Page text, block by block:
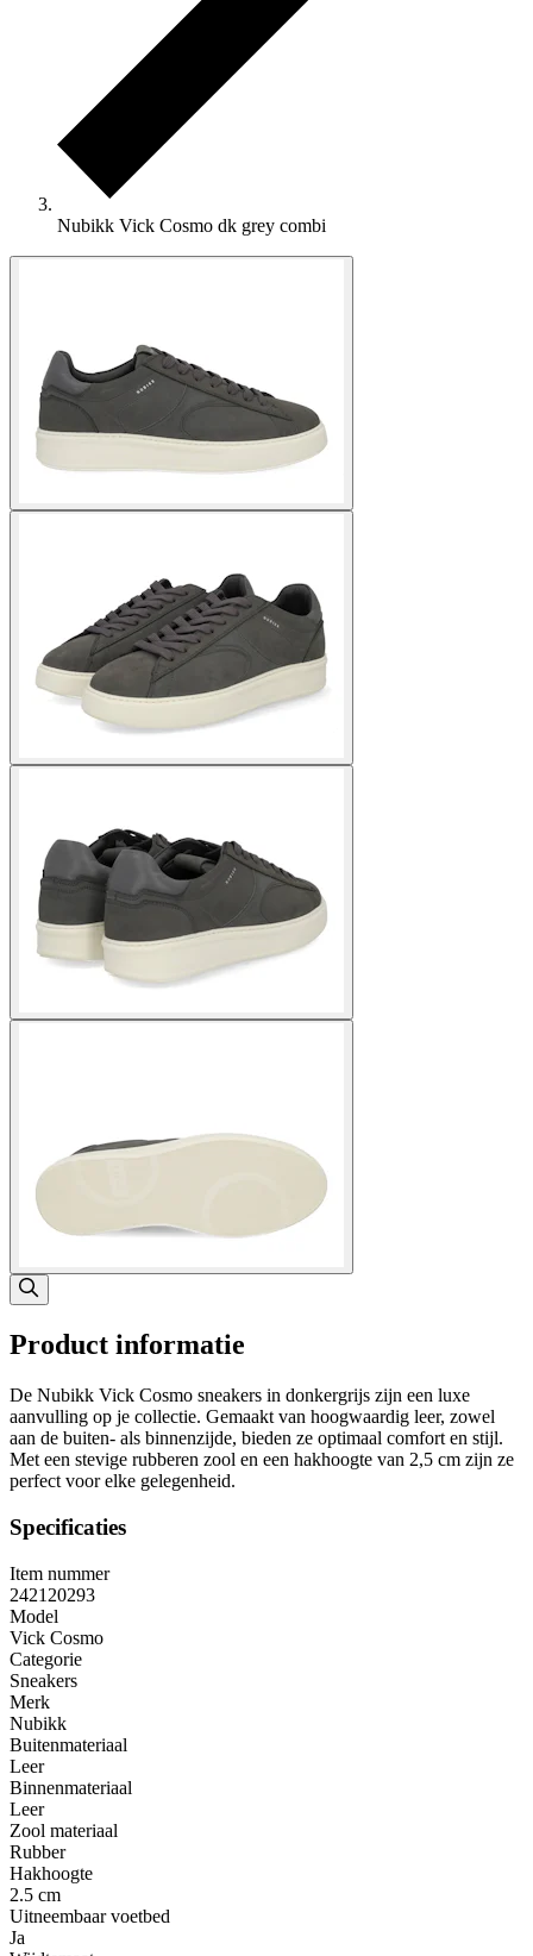
Nubikk Vick Cosmo dk grey combi
Product informatie
De Nubikk Vick Cosmo sneakers in donkergrijs zijn een luxe
aanvulling op je collectie. Gemaakt van hoogwaardig leer, zowel
aan de buiten- als binnenzijde, bieden ze optimaal comfort en stijl.
Met een stevige rubberen zool en een hakhoogte van 2,5 cm zijn ze
perfect voor elke gelegenheid.
Specificaties
Item nummer
242120293
Model
Vick Cosmo
Categorie
Sneakers
Merk
Nubikk
Buitenmateriaal
Leer
Binnenmateriaal
Leer
Zool materiaal
Rubber
Hakhoogte
2.5 cm
Uitneembaar voetbed
Ja